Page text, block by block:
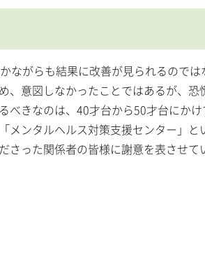
ながらも結果に改善が見られるのでは
、意図しなかったことではあるが、恐
べきなのは、40才台から50才台にかけ
メンタルヘルス対策支援センター」と
さった関係者の皆様に謝意を表させて